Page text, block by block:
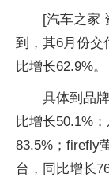
[汽车之家
到，其6月份交
比增长62.9%。
具体到品
比增长50.1%
83.5%；firefly
台，同比增长